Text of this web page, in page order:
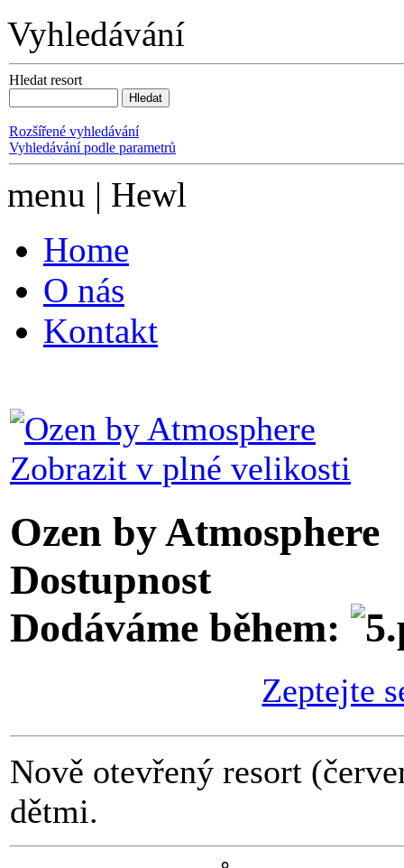
Vyhledávání
Hledat resort
Rozšířené vyhledávání
Vyhledávání podle parametrů
menu | Hewl
Home
O nás
Kontakt
Zobrazit v plné velikosti
Ozen by Atmosphere
Dostupnost
Dodáváme během:
Zeptejte
Nově otevřený resort
dětmi.